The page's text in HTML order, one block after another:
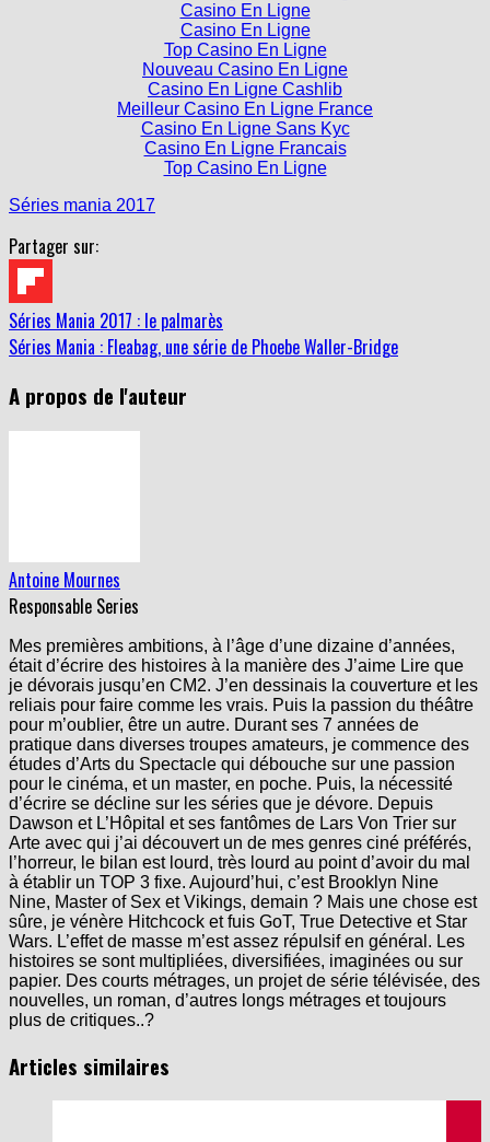
Casino En Ligne
Casino En Ligne
Top Casino En Ligne
Nouveau Casino En Ligne
Casino En Ligne Cashlib
Meilleur Casino En Ligne France
Casino En Ligne Sans Kyc
Casino En Ligne Francais
Top Casino En Ligne
Séries mania 2017
Partager sur:
Séries Mania 2017 : le palmarès
Séries Mania : Fleabag, une série de Phoebe Waller-Bridge
A propos de l'auteur
Antoine Mournes
Responsable Series
Mes premières ambitions, à l’âge d’une dizaine d’années,
était d’écrire des histoires à la manière des J’aime Lire que
je dévorais jusqu’en CM2. J’en dessinais la couverture et les
reliais pour faire comme les vrais. Puis la passion du théâtre
pour m’oublier, être un autre. Durant ses 7 années de
pratique dans diverses troupes amateurs, je commence des
études d’Arts du Spectacle qui débouche sur une passion
pour le cinéma, et un master, en poche. Puis, la nécessité
d’écrire se décline sur les séries que je dévore. Depuis
Dawson et L’Hôpital et ses fantômes de Lars Von Trier sur
Arte avec qui j’ai découvert un de mes genres ciné préférés,
l’horreur, le bilan est lourd, très lourd au point d’avoir du mal
à établir un TOP 3 fixe. Aujourd’hui, c’est Brooklyn Nine
Nine, Master of Sex et Vikings, demain ? Mais une chose est
sûre, je vénère Hitchcock et fuis GoT, True Detective et Star
Wars. L’effet de masse m’est assez répulsif en général. Les
histoires se sont multipliées, diversifiées, imaginées ou sur
papier. Des courts métrages, un projet de série télévisée, des
nouvelles, un roman, d’autres longs métrages et toujours
plus de critiques..?
Articles similaires